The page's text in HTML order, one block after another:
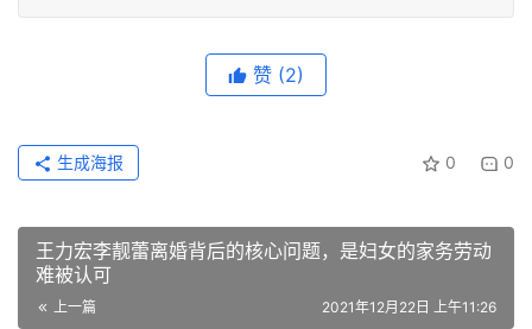
赞 (2)
0 0
生成海报
王力宏李靓蕾离婚背后的核心问题，是妇女的家务劳动
难被认可
上一篇 2021年12月22日 上午11:26